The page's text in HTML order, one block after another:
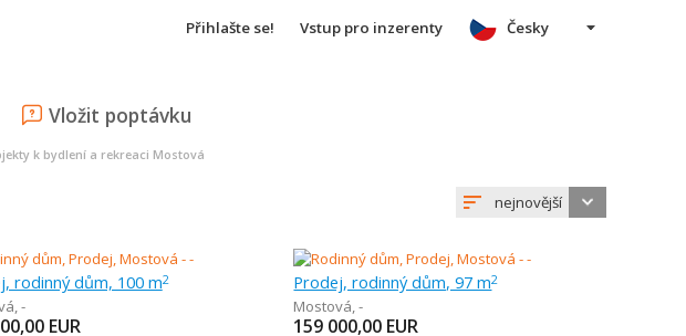
Přihlašte se! Vstup pro inzerenty
Vložit poptávku
Česky
k bydlení a rekreaci Mostová
nejnovější
rodinný dům, 100 m2
,-
EUR
Prodej, rodinný dům, 97 m2
Mostová,-
159 000,00 EUR